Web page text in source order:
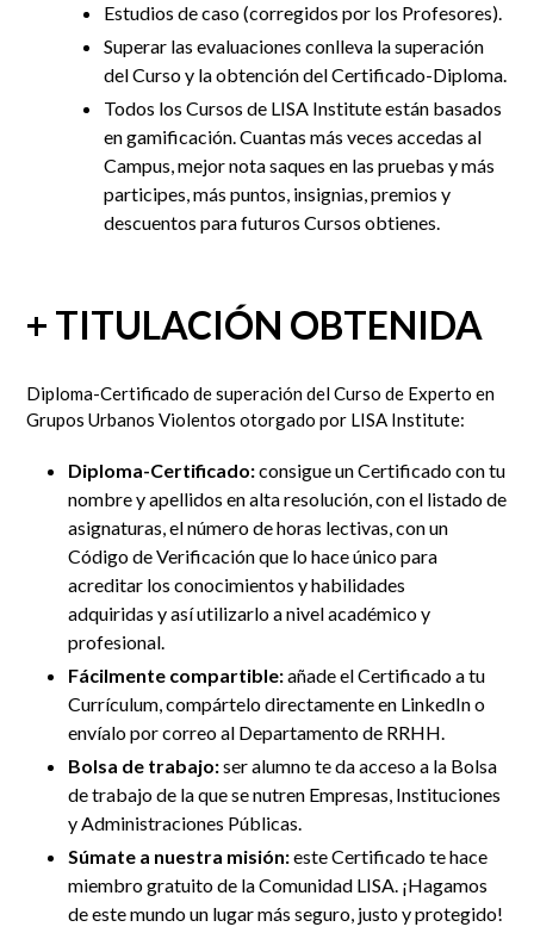
Estudios de caso (corregidos por los Profesores).
Superar las evaluaciones conlleva la superación
del Curso y la obtención del Certificado-Diploma.
Todos los Cursos de LISA Institute están basados
en gamificación. Cuantas más veces accedas al
Campus, mejor nota saques en las pruebas y más
participes, más puntos, insignias, premios y
descuentos para futuros Cursos obtienes.
+ TITULACIÓN OBTENIDA
Diploma-Certificado de superación del Curso de Experto en
Grupos Urbanos Violentos otorgado por LISA Institute:
Diploma-Certificado:consigue un Certificado con tu
nombre y apellidos en alta resolución, con el listado de
asignaturas, el número de horas lectivas, con un
Código de Verificación que lo hace único para
acreditar los conocimientos y habilidades
adquiridas y así utilizarlo a nivel académico y
profesional.
Fácilmente compartible:añade el Certificado a tu
Currículum, compártelo directamente en LinkedIno
envíalo por correo al Departamento de RRHH
Bolsa de trabajo:ser alumno te da acceso a la Bolsa
de trabajo de la que se nutren Empresas, Instituciones
y Administraciones Públicas.
Súmate a nuestra misión:este Certificado te hace
miembro gratuito de la Comunidad LISA. ¡Hagamos
de este mundo un lugar más seguro, justo y protegido!